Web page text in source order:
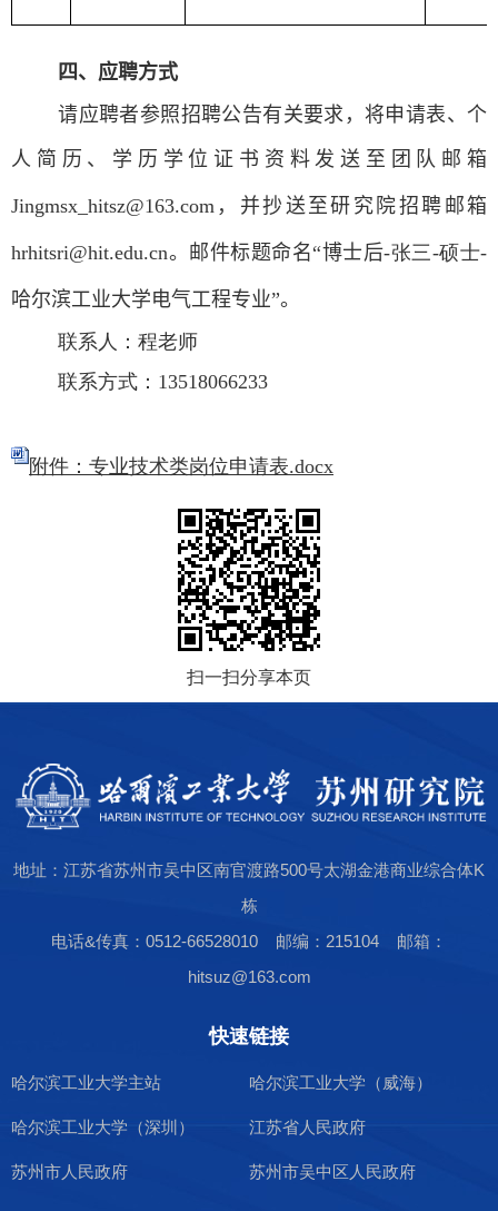
四、应聘方式
请应聘者参照招聘公告有关要求，将申请表、个
人简历、学历学位证书资料发送至 团队邮箱
Jingmsx_hitsz@163.com ，并抄送至研究院招聘邮箱
hrhitsri@hit.edu.cn。邮件标题命名“博士后-张三-硕士-
哈尔滨工业大学电气工程专业”。
联系人：程老师
联系方式： 13518066233
附件：专业技术类岗位申请表.docx
扫一扫分享本页
地址：江苏省苏州市吴中区南官渡路500号太湖金港商业综合体K
栋
电话&传真：0512-66528010 邮编：215104 邮箱：
hitsuz@163.com
快速链接
哈尔滨工业大学主站 哈尔滨工业大学（威海）
哈尔滨工业大学（深圳） 江苏省人民政府
苏州市人民政府 苏州市吴中区人民政府